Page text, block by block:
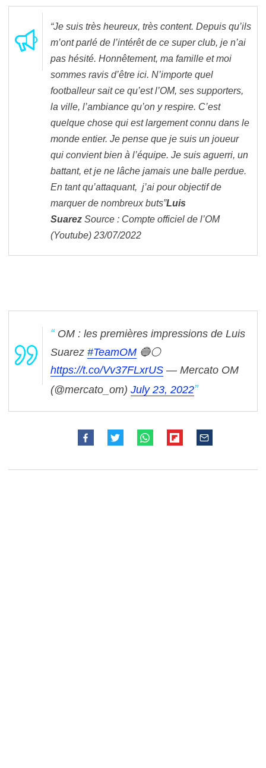
“Je suis très heureux, très content. Depuis qu’ils
m’ont parlé de l’intérêt de ce super club, je n’ai
pas hésité. Honnêtement, ma famille et moi
sommes ravis d’être ici. N’importe quel
footballeur sait ce qu’est l’OM, ses supporters,
la ville, l’ambiance qu’on y respire. C’est
quelque chose qui est largement connu dans le
monde entier. Je pense que je suis un joueur
qui convient bien à l’équipe. Je suis aguerri, un
battant, et je ne lâche jamais une balle perdue.
En tant qu’attaquant, j’ai pour objectif de
marquer de nombreux buts”Luis
Suarez Source : Compte officiel de l’OM
(Youtube) 23/07/2022
OM : les premières impressions de Luis
Suarez #TeamOM 🔵⚪️
https://t.co/Vv37FLxrUS — Mercato OM
(@mercato_om) July 23, 2022